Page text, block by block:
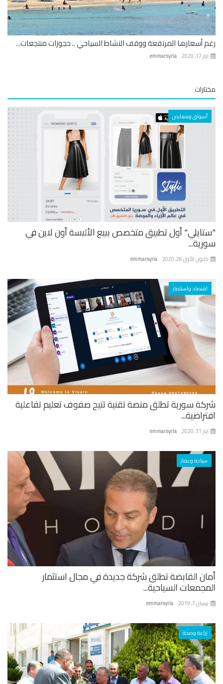
أسعارها المرتفعة ووقف النشاط السياحي .. حجوزات منتجعات...
emmarsyria
أسواق ومعارض
أول تطبيق متخصص ببيع الألبسة أون لاين في
emmarsyria الأول 26, 2020
اقتصاد واستثمار
سورية تطلق منصة تقنية تتيح صفوف تعليم تفاعلية
emmarsyria
سياحة وعقار
القابضة تطلق شركة جديدة في مجال استثمار
السياحية...
emmarsyria 7, 2019
زراعة وصحة